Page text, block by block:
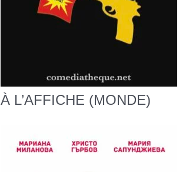
À L’AFFICHE (MONDE)